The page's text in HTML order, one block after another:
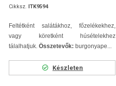
Cikksz. ITK9594
Feltétként salátákhoz, főzelékekhez,
vagy köretként húsételekhez
tálalhatjuk. Összetevők: burgonyape...
Készleten